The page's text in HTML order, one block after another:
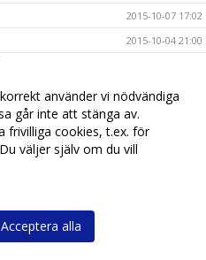
2015-10-07 17:02
2015-10-04 21:00
vann!
2015-10-01 09:28
2015-09-26 11:54
2015 2015-09-15 17:50
använder vi nödvändiga
går inte att stänga av.
frivilliga cookies, t.ex. för
väljer själv om du vill
Acceptera alla